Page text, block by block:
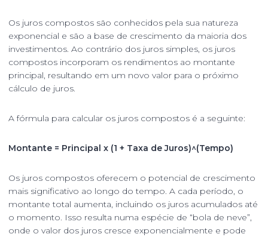
Os juros compostos são conhecidos pela sua natureza
exponencial e são a base de crescimento da maioria dos
investimentos. Ao contrário dos juros simples, os juros
compostos incorporam os rendimentos ao montante
principal, resultando em um novo valor para o próximo
cálculo de juros.
A fórmula para calcular os juros compostos é a seguinte:
Montante = Principal x (1 + Taxa de Juros)^(Tempo)
Os juros compostos oferecem o potencial de crescimento
mais significativo ao longo do tempo. A cada período, o
montante total aumenta, incluindo os juros acumulados até
o momento. Isso resulta numa espécie de “bola de neve”,
onde o valor dos juros cresce exponencialmente e pode